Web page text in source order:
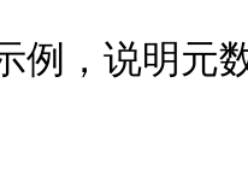
例，说明元